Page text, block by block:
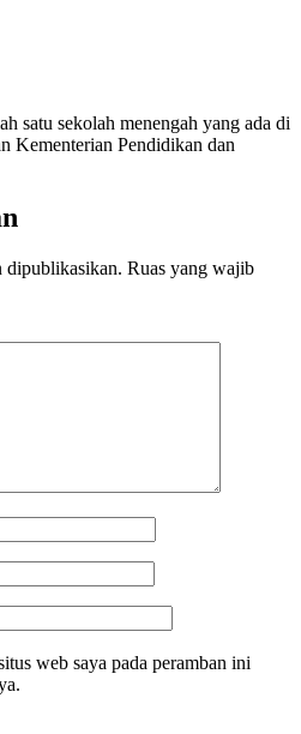
satu sekolah menengah yang ada di
Kementerian Pendidikan dan
dipublikasikan. Ruas yang wajib
web saya pada peramban ini